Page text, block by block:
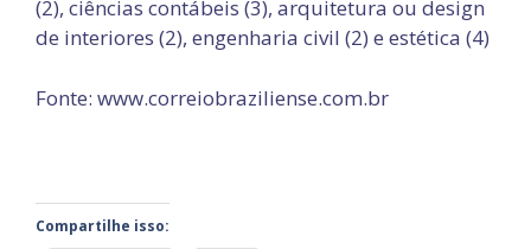
(2), ciências contábeis (3), arquitetura ou design
de interiores (2), engenharia civil (2) e estética (4)
Fonte: www.correiobraziliense.com.br
Compartilhe isso: